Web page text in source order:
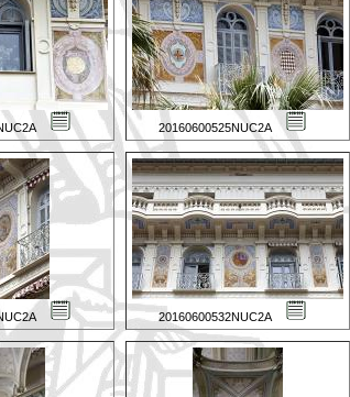
20160600525NUC2A
20160600532NUC2A